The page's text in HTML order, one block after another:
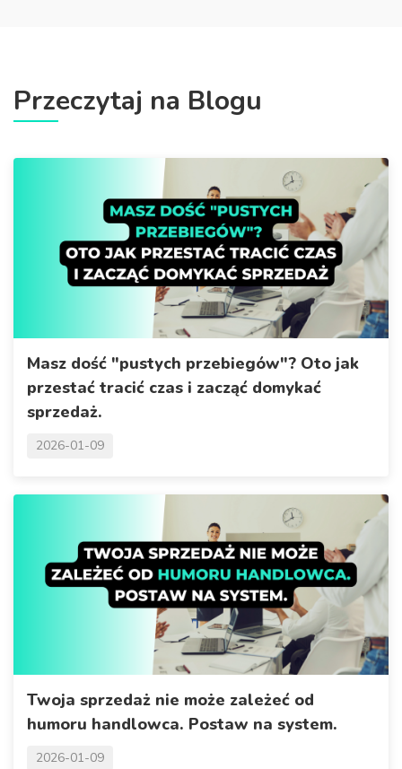
Przeczytaj na Blogu
Masz dość "pustych przebiegów"? Oto jak
przestać tracić czas i zacząć domykać
sprzedaż.
2026-01-09
Twoja sprzedaż nie może zależeć od
humoru handlowca. Postaw na system.
2026-01-09